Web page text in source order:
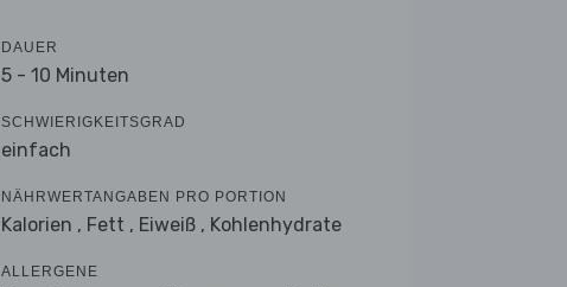
DAUER
5 - 10 Minuten
SCHWIERIGKEITSGRAD
einfach
NÄHRWERTANGABEN PRO PORTION
Kalorien , Fett , Eiweiß , Kohlenhydrate
ALLERGENE